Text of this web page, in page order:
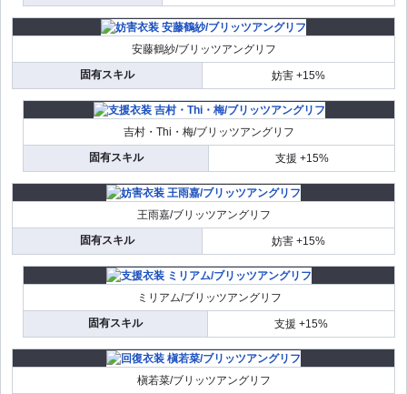
安藤鶴紗/ブリッツアングリフ
固有スキル
妨害 +15%
吉村・Thi・梅/ブリッツアングリフ
固有スキル
支援 +15%
王雨嘉/ブリッツアングリフ
固有スキル
妨害 +15%
ミリアム/ブリッツアングリフ
固有スキル
支援 +15%
槇若菜/ブリッツアングリフ